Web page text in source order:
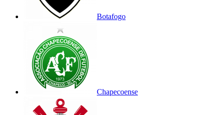
Botafogo
Chapecoense